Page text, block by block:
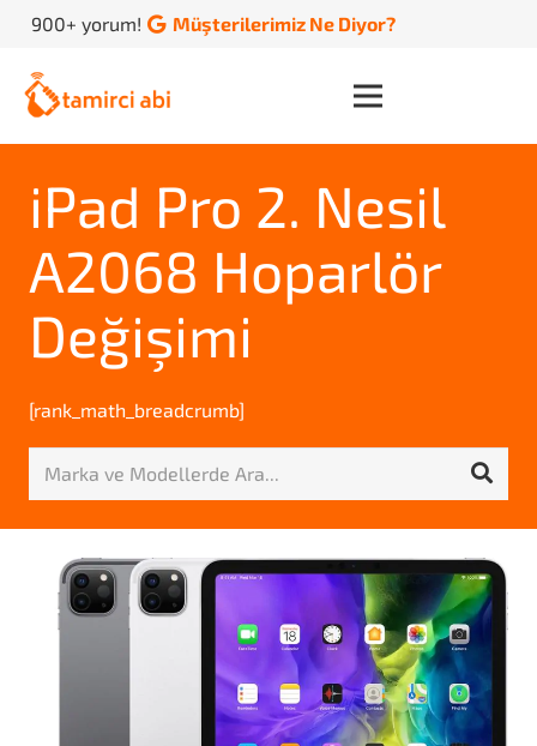
900+ yorum! Müşterilerimiz Ne Diyor?
iPad Pro 2. Nesil
A2068 Hoparlör
Değişimi
[rank_math_breadcrumb]